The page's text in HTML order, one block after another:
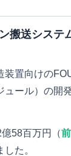
搬送システ
装置向けの
ュール）の開
58百万円（
た。